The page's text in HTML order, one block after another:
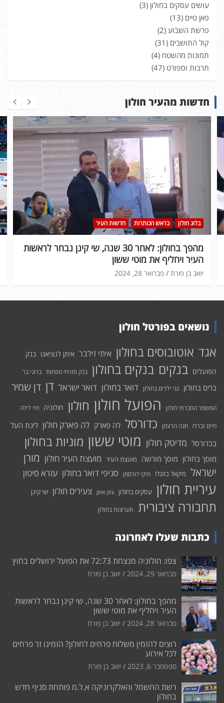
עושים עסקים בחולון (3)
פאן טיים (13)
פרשת השבוע (2)
קול התושבים (31)
תמונות מהשטח (4)
תרבות וספורט (47)
חדשות מהעיר חולון
בלוג חולון בראש הכותרות חדשות העיר
מהפך בחולון: לאחר 30 שנה, שי קינן נבחר לראשות
העיר ויחליף את מוטי ששון
פברואר 28, 2024 יואב בן פורת
נושאים בפורטל חולון
אגד אוטובוסים בחולון איתי זילבר איתן לנציאנו בנק
הפועלים בנקים בנקים בחולון בנק מזרחי טפחות ברוני בר
ברים בחולון גני ילדים בחולון דואר בחולון דואר ישראל דן דן שמיר
המשמר החברתי חולון הפועל חולון חולון חולוניה חיי לילה
חיים זברלו חנה הרצמן כדורסל לה פארק לה פארק חולון ליגת העל
בכדורסל מדיטק חולון מוטי ששון מוניות בחולון
מוסך בחולון מוסך מורשה מועצת העיר מועצת העיר חולון מורן
ישראל מיקאל בוזגלו מיקי דורסמן סניפי דואר בחולון עזרא סיטון
עיריית חולון עסקים בחולון צוק איתן צעירים חולון שי קינן
תחבורה ציבורית תערוכות בחולון
כתבות שעלו לאחרונה
צפו: חולוניה מנצחת 72:73 את הפועל ירושלים בחוץ
פברואר 29, 2024 יואב בן פורת
מהפך בחולון: לאחר 30 שנה, שי קינן נבחר לראשות
העיר ויחליף את מוטי ששון
פברואר 28, 2024 יואב בן פורת
רוצים להזמין משלוח פרחים לחולון? הזמינו זר פרחים
לכל אירוע
ספטמבר 6, 2023 יואב בן פורת
רשת החשמל והאלקרוניקה א.ל.מ פותחת סניף חדש
בחולון